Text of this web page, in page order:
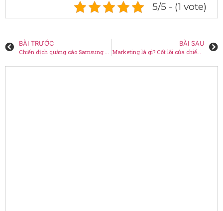
5/5 - (1 vote)
BÀI TRƯỚC
BÀI SAU
Marketing là gì? Cốt lõi của chiến lược marketing hiện đại